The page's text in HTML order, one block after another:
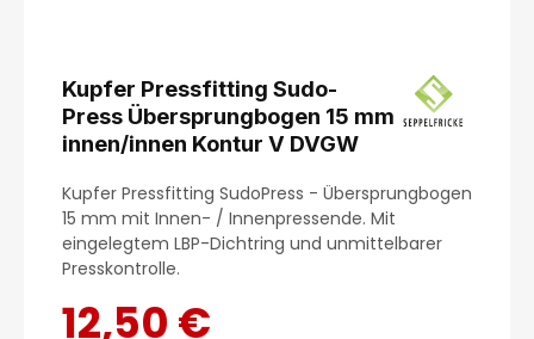
Kupfer Pressfitting Sudo-
Press Übersprungbogen 15 mm
innen/innen Kontur V DVGW
Kupfer Pressfitting SudoPress - Übersprungbogen
15 mm mit Innen- / Innenpressende. Mit
eingelegtem LBP-Dichtring und unmittelbarer
Presskontrolle.
12,50 €